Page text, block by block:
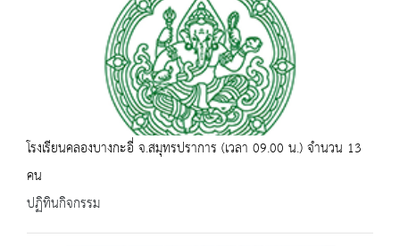
โรงเรียนคลองบางกะอี่ จ.สมุทรปราการ (เวลา 09.00 น.) จำนวน 13
คน
ปฏิทินกิจกรรม